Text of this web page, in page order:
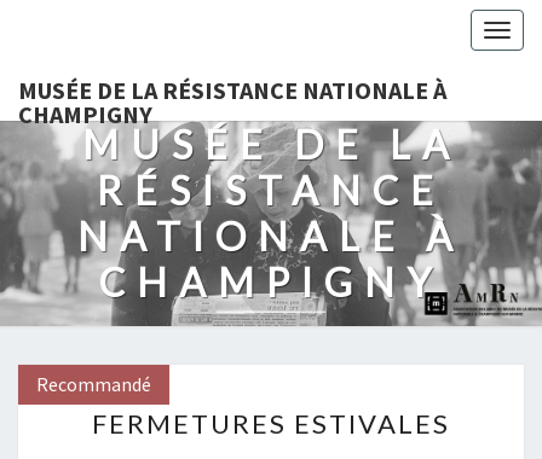
MUSÉE DE LA RÉSISTANCE NATIONALE À
CHAMPIGNY
MUSÉE DE LA
RÉSISTANCE
NATIONALE À
CHAMPIGNY
Recommandé
ESTIVALES
FERMETURES ESTIVALES
Recommandé
Recommandé
Recommandé
Recommandé
Recommandé
Recommandé
Recommandé
Recommandé
Recommandé
Recommandé
Recommandé
Recommandé
Recommandé
Recommandé
Recommandé
Recommandé
Recommandé